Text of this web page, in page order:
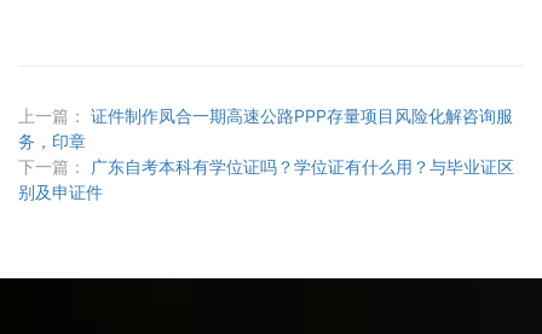
上一篇： 证件制作凤合一期高速公路PPP存量项目风险化解咨询服
务，印章
下一篇：
广东自考本科有学位证吗？学位证有什么用？与毕业证区
别及申证件